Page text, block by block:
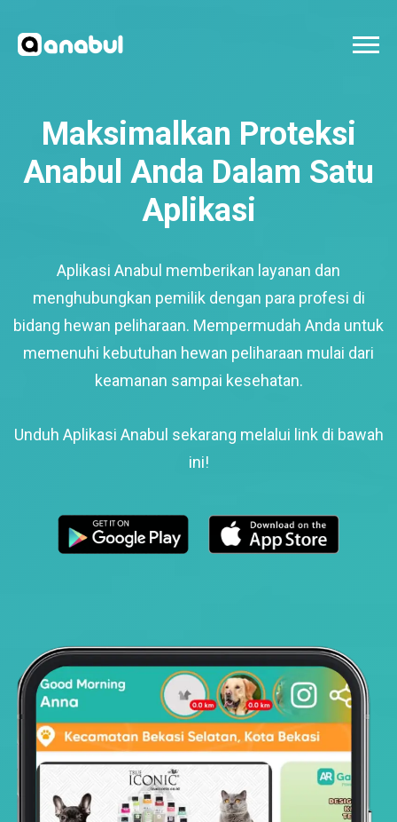
Maksimalkan Proteksi
Anabul Anda Dalam Satu
Aplikasi
Aplikasi Anabul memberikan layanan dan
menghubungkan pemilik dengan para profesi di
bidang hewan peliharaan. Mempermudah Anda untuk
memenuhi kebutuhan hewan peliharaan mulai dari
keamanan sampai kesehatan.
Unduh Aplikasi Anabul sekarang melalui link di bawah
ini!